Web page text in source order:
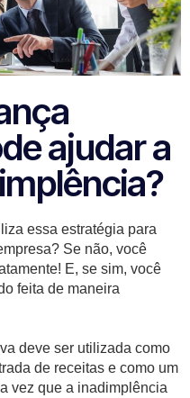
ajudar a
essa estratégia para
Se não, você
E, se sim, você
feita de maneira
deve ser utilizada como
de receitas e como um
vez que a inadimplência